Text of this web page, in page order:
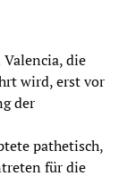
die
wird, erst vor
der
pathetisch,
für die